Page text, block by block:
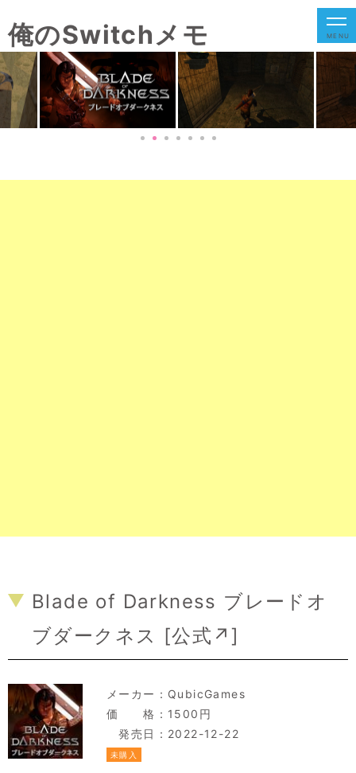
俺のSwitchメモ MENU
Blade of Darkness ブレードオ
ブダークネス [公式↗]
メーカー： QubicGames
価 格：1500円
発売日：2022-12-22
未購入